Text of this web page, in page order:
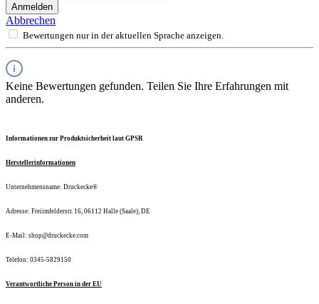
Anmelden
Abbrechen
Bewertungen nur in der aktuellen Sprache anzeigen.
Keine Bewertungen gefunden. Teilen Sie Ihre Erfahrungen mit
anderen.
Informationen zur Produktsicherheit laut GPSR
Herstellerinformationen
Unternehmensname: Druckecke®
Adresse: Freiimfelderstr. 16, 06112 Halle (Saale), DE
E-Mail: shop@druckecke.com
Telefon: 0345-5829150
Verantwortliche Person in der EU